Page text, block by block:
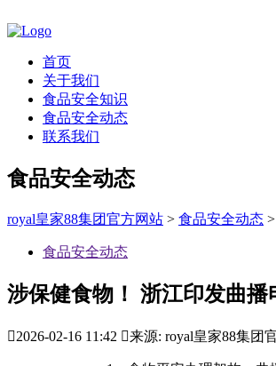
首页
关于我们
食品安全知识
食品安全动态
联系我们
食品安全动态
royal皇家88集团官方网站 > 食品安全动态 >
食品安全动态
涉保健食物！ 浙江印发曲
2026-02-16 11:42 来源: royal皇家88集团